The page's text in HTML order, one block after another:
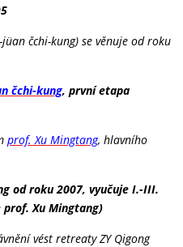
čchi-kung) se věnuje od roku
čchi-kung, první etapa
prof. Xu Mingtang, hlavního
od roku 2007, vyučuje I.-III.
prof. Xu Mingtang)
vést retreaty ZY Qigong